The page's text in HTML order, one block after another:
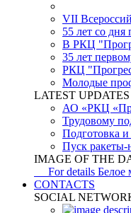
VII
55 лет со дня
В РКЦ
35 лет
РКЦ
Молодые
LATEST UPDATES
АО «РКЦ
Трудовому
Подготовка
Пуск ракеты-
IMAGE OF THE
For details Белое
CONTACTS
SOCIAL